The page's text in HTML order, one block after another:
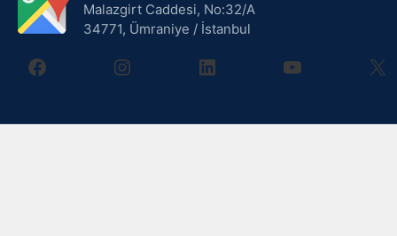
Malazgirt Caddesi, No:32/A
34771, Ümraniye / İstanbul
facebookinstagramlinkedin youtube X